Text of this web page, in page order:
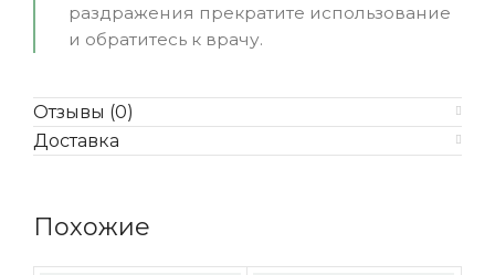
раздражения прекратите использование
и обратитесь к врачу.
Отзывы (0)
Доставка
Похожие